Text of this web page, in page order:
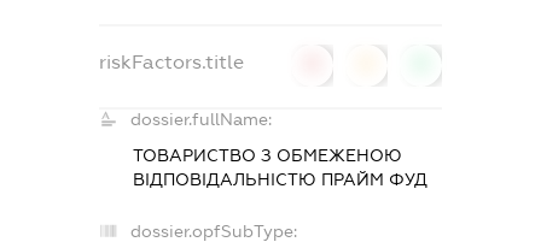
riskFactors.title
dossier.fullName:
ТОВАРИСТВО З ОБМЕЖЕНОЮ
ВІДПОВІДАЛЬНІСТЮ ПРАЙМ ФУД
dossier.opfSubType: